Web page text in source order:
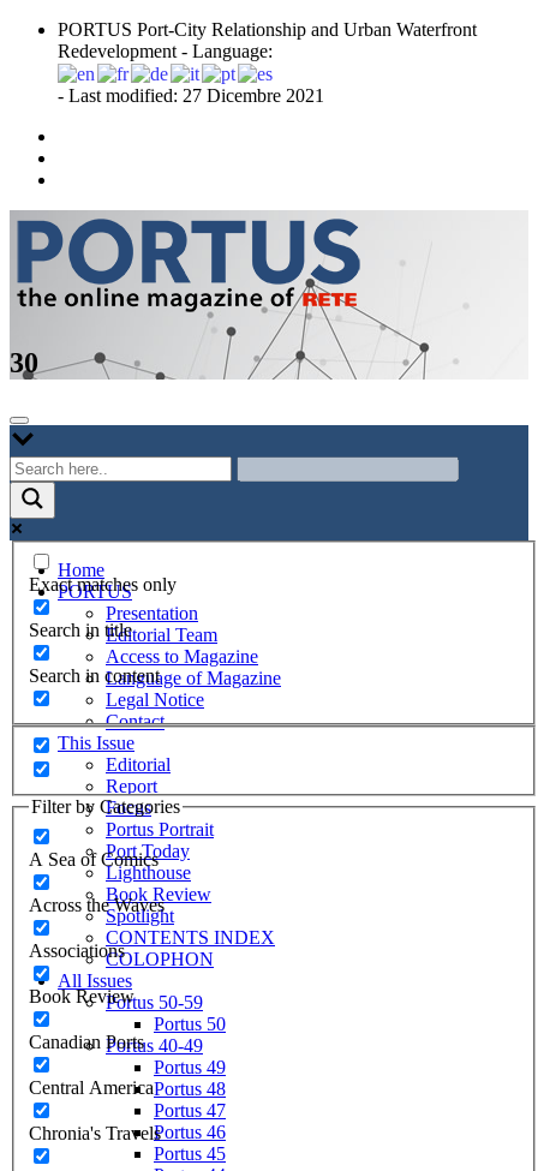
Skip
content
PORTUS Port-City Relationship and Urban Waterfront
Redevelopment - Language:
- Last modified: 27 Dicembre 2021
PORTUS
Port-city Relationship and Urban Waterfront Redevelopment
30
Exact matches only
Search in title
Search in content
Filter by Categories
A Sea of Comics
Across the Waves
Associations
Book Review
Canadian Ports
Central America
Chronia's Travels
Home
PORTUS
Presentation
Editorial Team
Access to Magazine
Language of Magazine
Legal Notice
Contact
This Issue
Editorial
Report
Focus
Portus Portrait
Port Today
Lighthouse
Book Review
Spotlight
CONTENTS INDEX
COLOPHON
All Issues
Portus 50-59
Portus 50
Portus 40-49
Portus 49
Portus 48
Portus 47
Portus 46
Portus 45